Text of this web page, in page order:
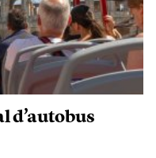
d’autobus